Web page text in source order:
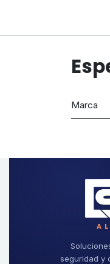
Marca
A
seguridad y